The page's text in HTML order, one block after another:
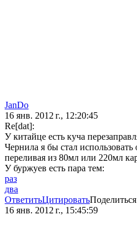
JanDo
16 янв. 2012 г., 12:20:45
Re[dat]:
У китайце есть куча
Чернила я бы стал
переливая из 80мл или 220мл
У буржуев есть пара тем:
раз
два
ОтветитьЦитироватьПоделиться
16 янв. 2012 г., 15:45:59